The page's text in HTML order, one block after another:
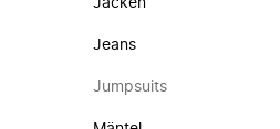
Jacken
Jeans
Jumpsuits